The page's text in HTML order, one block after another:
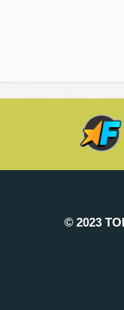
© 2023